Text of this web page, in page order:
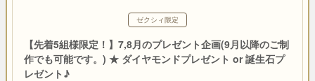
ゼクシィ限定
【先着5組様限定！】7,8月のプレゼント企画(9月以降のご制
作でも可能です。) ★ ダイヤモンドプレゼント or 誕生石プ
レゼント♪